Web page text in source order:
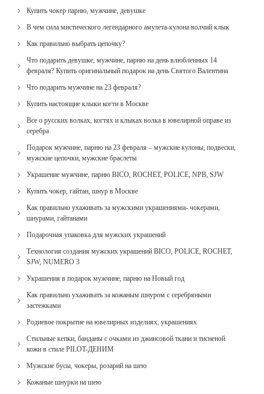
Купить чокер парню, мужчине, девушке
В чем сила мистического легендарного амулета-кулона волчий клык
Как правильно выбрать цепочку?
Что подарить девушке, мужчине, парню на день влюбленных 14
февраля? Купить оригинальный подарок на день Святого Валентина
Что подарить мужчине на 23 февраля?
Купить настоящие клыки когти в Москве
Все о русских волках, когтях и клыках волка в ювелирной оправе из
серебра
Подарок мужчине, парню на 23 февраля – мужские кулоны, подвески,
мужские цепочки, мужские браслеты
Украшение мужчине, парню BICO, ROCHET, POLICE, NPB, SJW
Купить чокер, гайтан, шнур в Москве
Как правильно ухаживать за мужскими украшениями- чокерами,
шнурами, гайтанами
Подарочная упаковка для мужских украшений
Технология создания мужских украшений BICO, POLICE, ROCHET,
SJW, NUMERO 3
Украшения в подарок мужчине, парню на Новый год
Как правильно ухаживать за кожаным шнуром с серебряными
застежками
Родиевое покрытие на ювелирных изделиях, украшениях
Стильные кепки, банданы с очками из джинсовой ткани и тисненой
кожи в стиле PILOT-ДЕНИМ
Мужские бусы, чокеры, розарий на шею
Кожаные шнурки на шею